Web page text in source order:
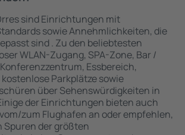
sind Einrichtungen mit
sowie Annehmlichkeiten, die
sind . Zu den beliebtesten
WLAN-Zugang, SPA-Zone, Bar /
Essbereich,
Parkplätze sowie
über Sehenswürdigkeiten in
der Einrichtungen bieten auch
zum Flughafen an oder empfehlen,
Spuren der größten